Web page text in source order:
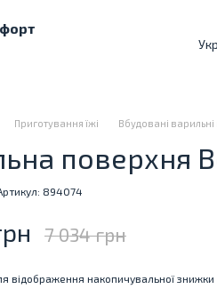
Укр
Приготування їжі Вбудовані варильні
поверхня
894074
7 034 грн
відображення накопичувальної знижки